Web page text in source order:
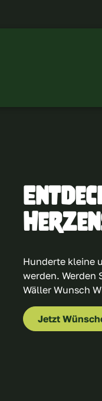
Hunderte kleine
werden. Werden
Wäller Wunsch
Jetzt